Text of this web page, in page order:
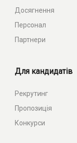
Досягнення
Персонал
Партнери
Для кандидатів
Рекрутинг
Пропозиція
Конкурси